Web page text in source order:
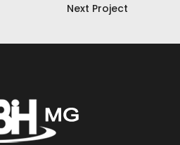
Next Project